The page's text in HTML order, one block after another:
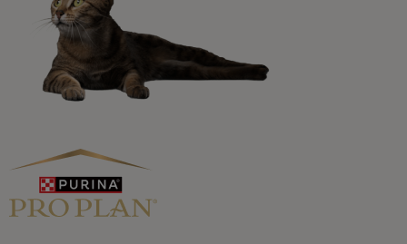
Purina